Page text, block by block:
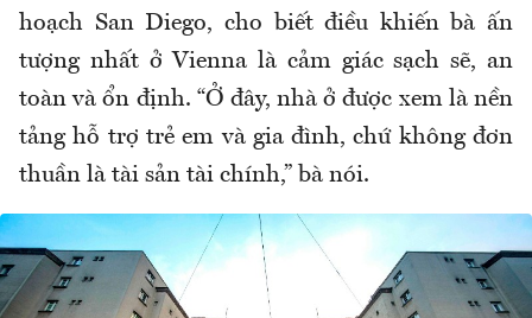
hoạch San Diego, cho biết điều khiến bà ấn
tượng nhất ở Vienna là cảm giác sạch sẽ, an
toàn và ổn định. “Ở đây, nhà ở được xem là nền
tảng hỗ trợ trẻ em và gia đình, chứ không đơn
thuần là tài sản tài chính,” bà nói.